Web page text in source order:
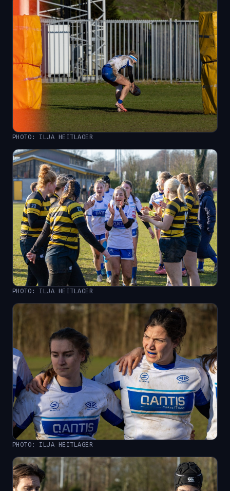
PHOTO: ILJA HEITLAGER
PHOTO: ILJA HEITLAGER
PHOTO: ILJA HEITLAGER